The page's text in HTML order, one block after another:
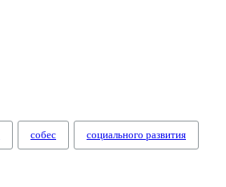
собес социального развития